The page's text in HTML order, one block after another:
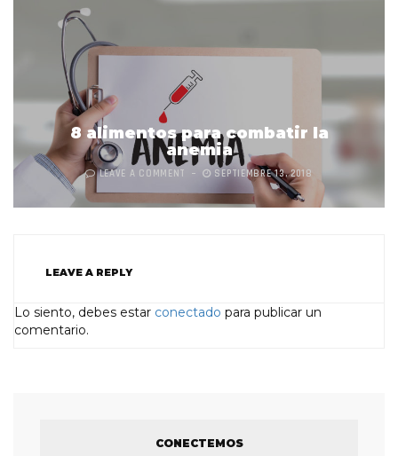
8 alimentos para combatir la
anemia
LEAVE A COMMENT SEPTIEMBRE 13, 2018
LEAVE A REPLY
Lo siento, debes estar conectado para publicar un
comentario.
CONECTEMOS